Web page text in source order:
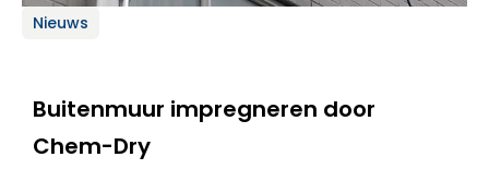
Nieuws
Buitenmuur impregneren door
Chem-Dry